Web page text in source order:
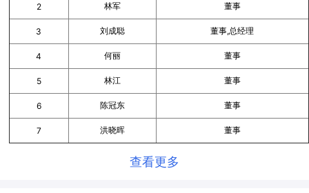
2 林军 董事
3 刘成聪 董事,总经理
4 何丽 董事
5 林江 董事
6 陈冠东 董事
7 洪晓晖 董事
查看更多